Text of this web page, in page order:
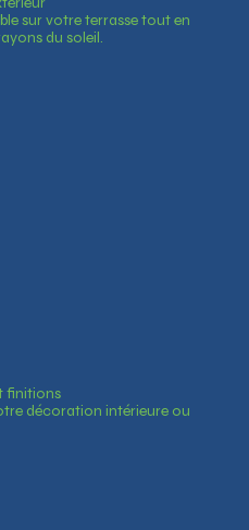
sur votre terrasse tout en
du soleil.
finitions
décoration intérieure ou